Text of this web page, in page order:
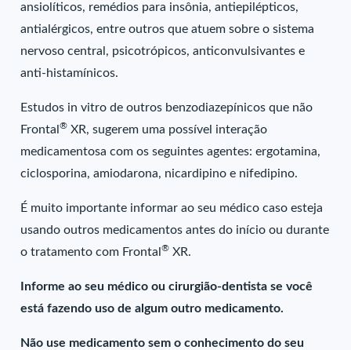
ansiolíticos, remédios para insônia, antiepilépticos,
antialérgicos, entre outros que atuem sobre o sistema
nervoso central, psicotrópicos, anticonvulsivantes e
anti-histamínicos.
Estudos in vitro de outros benzodiazepínicos que não
Frontal® XR, sugerem uma possível interação
medicamentosa com os seguintes agentes: ergotamina,
ciclosporina, amiodarona, nicardipino e nifedipino.
É muito importante informar ao seu médico caso esteja
usando outros medicamentos antes do início ou durante
o tratamento com Frontal® XR.
Informe ao seu médico ou cirurgião-dentista se você
está fazendo uso de algum outro medicamento.
Não use medicamento sem o conhecimento do seu